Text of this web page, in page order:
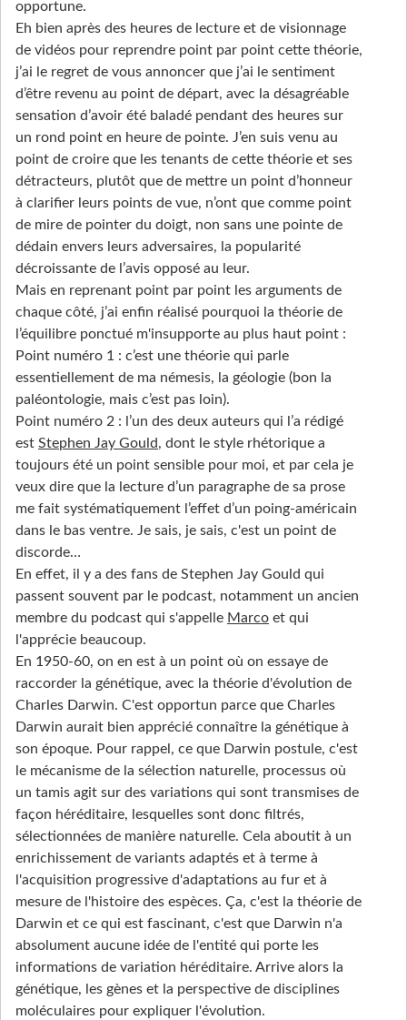
opportune.
Eh bien après des heures de lecture et de visionnage
de vidéos pour reprendre point par point cette théorie,
j’ai le regret de vous annoncer que j’ai le sentiment
d’être revenu au point de départ, avec la désagréable
sensation d’avoir été baladé pendant des heures sur
un rond point en heure de pointe. J’en suis venu au
point de croire que les tenants de cette théorie et ses
détracteurs, plutôt que de mettre un point d’honneur
à clarifier leurs points de vue, n’ont que comme point
de mire de pointer du doigt, non sans une pointe de
dédain envers leurs adversaires, la popularité
décroissante de l’avis opposé au leur.
Mais en reprenant point par point les arguments de
chaque côté, j’ai enfin réalisé pourquoi la théorie de
l’équilibre ponctué m'insupporte au plus haut point :
Point numéro 1 : c’est une théorie qui parle
essentiellement de ma némesis, la géologie (bon la
paléontologie, mais c’est pas loin).
Point numéro 2 : l’un des deux auteurs qui l’a rédigé
est Stephen Jay Gould, dont le style rhétorique a
toujours été un point sensible pour moi, et par cela je
veux dire que la lecture d’un paragraphe de sa prose
me fait systématiquement l’effet d’un poing-américain
dans le bas ventre. Je sais, je sais, c'est un point de
discorde…
En effet, il y a des fans de Stephen Jay Gould qui
passent souvent par le podcast, notamment un ancien
membre du podcast qui s'appelle Marco et qui
l'apprécie beaucoup.
En 1950-60, on en est à un point où on essaye de
raccorder la génétique, avec la théorie d'évolution de
Charles Darwin. C'est opportun parce que Charles
Darwin aurait bien apprécié connaître la génétique à
son époque. Pour rappel, ce que Darwin postule, c'est
le mécanisme de la sélection naturelle, processus où
un tamis agit sur des variations qui sont transmises de
façon héréditaire, lesquelles sont donc filtrés,
sélectionnées de manière naturelle. Cela aboutit à un
enrichissement de variants adaptés et à terme à
l'acquisition progressive d'adaptations au fur et à
mesure de l'histoire des espèces. Ça, c'est la théorie de
Darwin et ce qui est fascinant, c'est que Darwin n'a
absolument aucune idée de l'entité qui porte les
informations de variation héréditaire. Arrive alors la
génétique, les gènes et la perspective de disciplines
moléculaires pour expliquer l'évolution.